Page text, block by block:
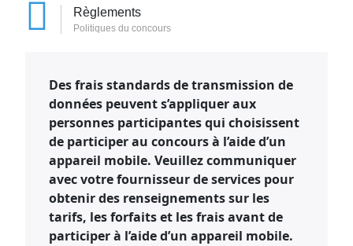
Règlements
Politiques du concours
Des frais standards de transmission de
données peuvent s’appliquer aux
personnes participantes qui choisissent
de participer au concours à l’aide d’un
appareil mobile. Veuillez communiquer
avec votre fournisseur de services pour
obtenir des renseignements sur les
tarifs, les forfaits et les frais avant de
participer à l’aide d’un appareil mobile.